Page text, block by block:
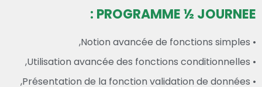
PROGRAMME ½ JOURNEE :
• Notion avancée de fonctions simples,
• Utilisation avancée des fonctions conditionnelles,
• Présentation de la fonction validation de données,